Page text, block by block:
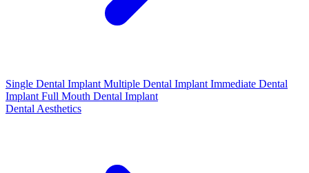
Single Dental Implant Multiple Dental Implant Immediate Dental
Implant Full Mouth Dental Implant
Dental Aesthetics